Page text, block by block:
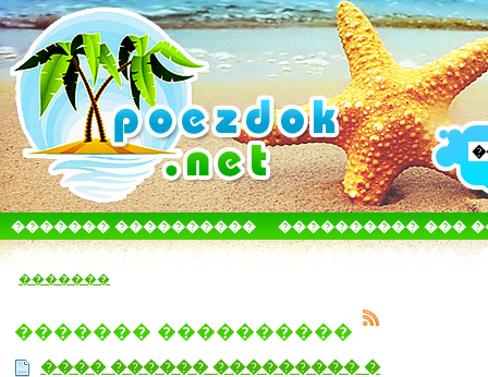
������� ����������
���������� ���
������������� ������
����� � ����
�������
������� ����������
���� ������ ��������� �